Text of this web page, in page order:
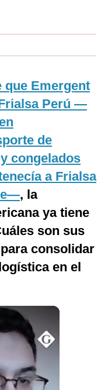
que Emergent
Perú —
de
congelados
a Frialsa
, la
ya tiene
son sus
consolidar
en el